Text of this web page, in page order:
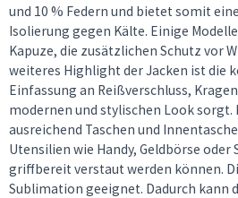
und 10 % Federn und bietet somit
Isolierung gegen Kälte. Einige
Kapuze, die zusätzlichen Schutz vor
weiteres Highlight der Jacken ist die
Einfassung an Reißverschluss,
modernen und stylischen Look sorgt.
ausreichend Taschen und
Utensilien wie Handy, Geldbörse oder
griffbereit verstaut werden können.
Sublimation geeignet. Dadurch kann